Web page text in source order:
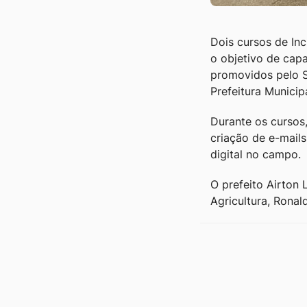
Dois cursos de
o objetivo de
promovidos pelo
Prefeitura
Durante os
criação de e-
digital no campo.
O prefeito Airton
Agricultura,